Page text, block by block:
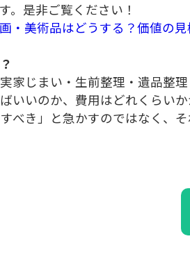
。是非ご覧ください！
・美術品はどうする？価値の
家じまい・生前整理・遺品整
いいのか、費用はどれくらい
べき」と急かすのではなく、